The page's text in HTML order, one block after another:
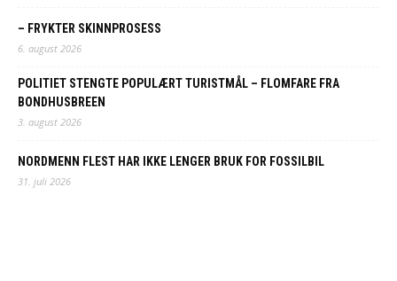
– FRYKTER SKINNPROSESS
6. august 2026
POLITIET STENGTE POPULÆRT TURISTMÅL – FLOMFARE FRA
BONDHUSBREEN
3. august 2026
NORDMENN FLEST HAR IKKE LENGER BRUK FOR FOSSILBIL
31. juli 2026